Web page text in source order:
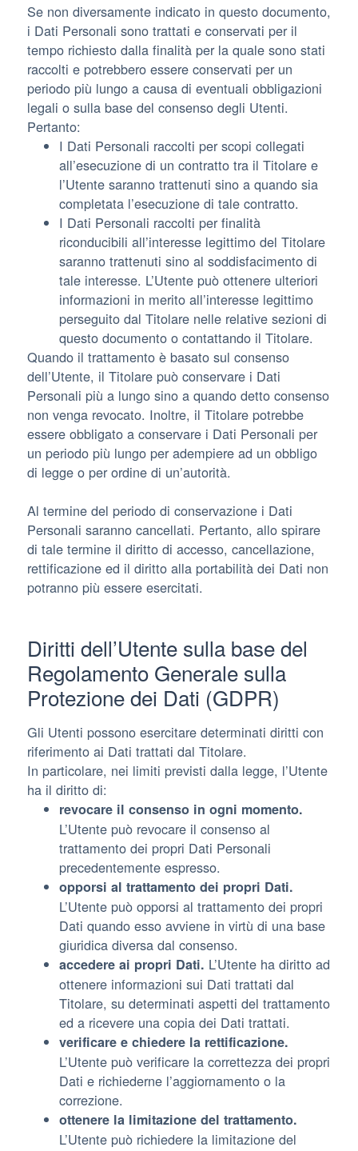
Se non diversamente indicato in questo documento,
i Dati Personali sono trattati e conservati per il
tempo richiesto dalla finalità per la quale sono stati
raccolti e potrebbero essere conservati per un
periodo più lungo a causa di eventuali obbligazioni
legali o sulla base del consenso degli Utenti.
Pertanto:
I Dati Personali raccolti per scopi collegati
all’esecuzione di un contratto tra il Titolare e
l’Utente saranno trattenuti sino a quando sia
completata l’esecuzione di tale contratto.
I Dati Personali raccolti per finalità
riconducibili all’interesse legittimo del Titolare
saranno trattenuti sino al soddisfacimento di
tale interesse. L’Utente può ottenere ulteriori
informazioni in merito all’interesse legittimo
perseguito dal Titolare nelle relative sezioni di
questo documento o contattando il Titolare.
Quando il trattamento è basato sul consenso
dell’Utente, il Titolare può conservare i Dati
Personali più a lungo sino a quando detto consenso
non venga revocato. Inoltre, il Titolare potrebbe
essere obbligato a conservare i Dati Personali per
un periodo più lungo per adempiere ad un obbligo
di legge o per ordine di un’autorità.
Al termine del periodo di conservazione i Dati
Personali saranno cancellati. Pertanto, allo spirare
di tale termine il diritto di accesso, cancellazione,
rettificazione ed il diritto alla portabilità dei Dati non
potranno più essere esercitati.
Diritti dell’Utente sulla base del
Regolamento Generale sulla
Protezione dei Dati (GDPR)
Gli Utenti possono esercitare determinati diritti con
riferimento ai Dati trattati dal Titolare.
In particolare, nei limiti previsti dalla legge, l’Utente
ha il diritto di:
revocare il consenso in ogni momento.
L’Utente può revocare il consenso al
trattamento dei propri Dati Personali
precedentemente espresso.
opporsi al trattamento dei propri Dati.
L’Utente può opporsi al trattamento dei propri
Dati quando esso avviene in virtù di una base
giuridica diversa dal consenso.
accedere ai propri Dati. L’Utente ha diritto ad
ottenere informazioni sui Dati trattati dal
Titolare, su determinati aspetti del trattamento
ed a ricevere una copia dei Dati trattati.
verificare e chiedere la rettificazione.
L’Utente può verificare la correttezza dei propri
Dati e richiederne l’aggiornamento o la
correzione.
ottenere la limitazione del trattamento.
L’Utente può richiedere la limitazione del